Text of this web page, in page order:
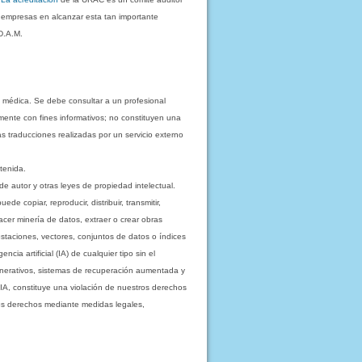
en alcanzar esta tan importante
Se debe consultar a un profesional
con fines informativos; no constituyen una
traducciones realizadas por un servicio externo
autor y otras leyes de propiedad intelectual.
copiar, reproducir, distribuir, transmitir,
minería de datos, extraer o crear obras
vectores, conjuntos de datos o índices
artificial (IA) de cualquier tipo sin el
sistemas de recuperación aumentada y
constituye una violación de nuestros derechos
derechos mediante medidas legales,